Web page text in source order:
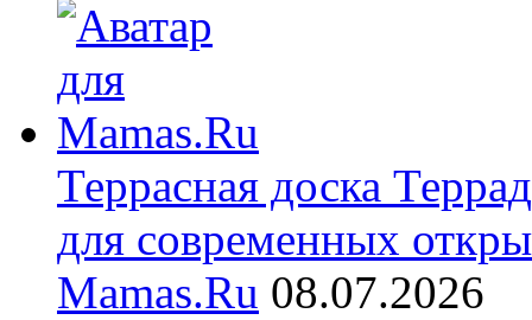
Террасная доска
для современных
Mamas.Ru 08.07.2026